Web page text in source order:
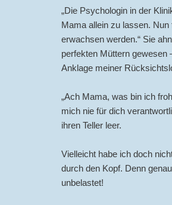
„Die Psychologin in der
Mama allein zu lassen.
erwachsen werden.“ Sie
perfekten Müttern gewesen
Anklage meiner
„Ach Mama, was bin ich
mich nie für dich
ihren Teller leer.
Vielleicht habe ich doch
durch den Kopf. Denn
unbelastet!